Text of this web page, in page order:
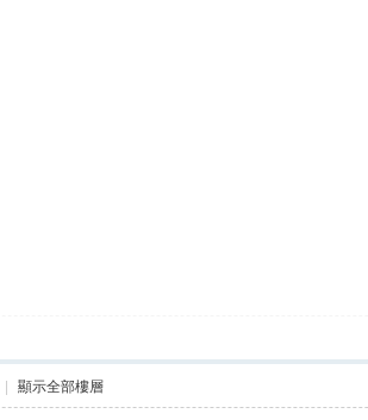
顯示全部樓層